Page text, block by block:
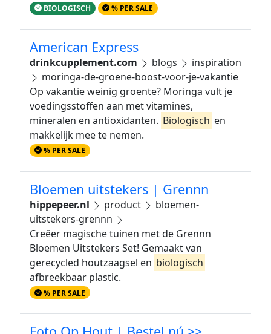
BIOLOGISCH % PER SALE
American Express
drinkcupplement.com blogs
inspiration
moringa-de-groene-boost-voor-je-vakantie
Op vakantie weinig groente? Moringa vult je
voedingsstoffen aan met vitamines,
mineralen en antioxidanten. Biologisch en
makkelijk mee te nemen.
% PER SALE
Bloemen uitstekers | Grennn
hippepeer.nl product
bloemen-
uitstekers-grennn
Creëer magische tuinen met de Grennn
Bloemen Uitstekers Set! Gemaakt van
gerecycled houtzaagsel en biologisch
afbreekbaar plastic.
% PER SALE